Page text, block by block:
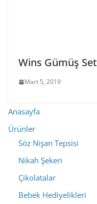
Wins Gümüş Set
Mart 5, 2019
Anasayfa
Ürünler
Söz Nişan Tepsisi
Nikah Şekeri
Çikolatalar
Bebek Hediyelikleri